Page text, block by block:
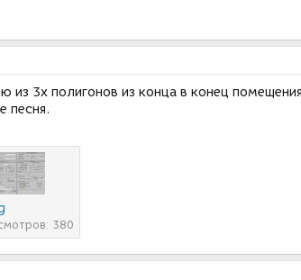
из 3х полигонов из конца в конец
песня.
380